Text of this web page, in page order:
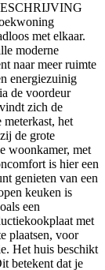
met elkaar.
moderne
naar meer ruimte
energiezuinig
de voordeur
zich de
het
de grote
woonkamer, met
is hier een
genieten van een
keuken is
een
met
plaatsen, voor
Het huis beschikt
betekent dat je